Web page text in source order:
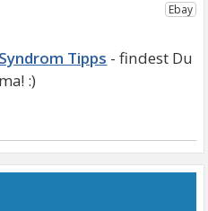
Tipps